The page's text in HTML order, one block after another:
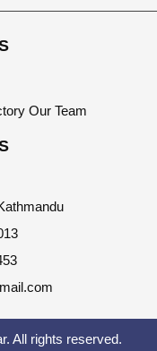
Our Team
All rights reserved.